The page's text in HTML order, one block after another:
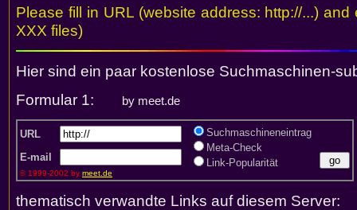
Please fill in URL (website address: http://...)
XXX files)
Hier sind ein paar kostenlose Suchmaschinen-
Formular 1:
by meet.de
URL
Suchmaschineneintrag
Meta-Check
Link-Popularität
E-mail
© 1999-2002 by meet.de
thematisch verwandte Links auf diesem Server: